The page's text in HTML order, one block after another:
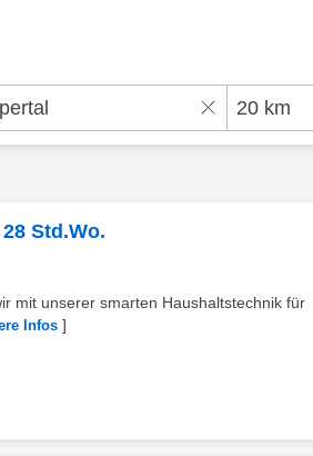
Std.Wo.
mit unserer smarten Haushaltstechnik für
Infos ]